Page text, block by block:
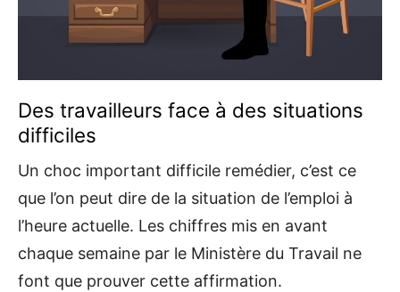
Des travailleurs face à des situations
difficiles
Un choc important difficile remédier, c’est ce
que l’on peut dire de la situation de l’emploi à
l’heure actuelle. Les chiffres mis en avant
chaque semaine par le Ministère du Travail ne
font que prouver cette affirmation.